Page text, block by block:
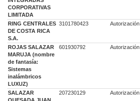
CORPORATIVAS
LIMITADA
RING CENTRALES
DE COSTA RICA
S.A.
3101780423 Autorización
ROJAS SALAZAR
MARUJA (nombre
de fantasía:
Sistemas
inalámbricos
LUXUZ)
601930792 Autorización
SALAZAR
207230129 Autorización